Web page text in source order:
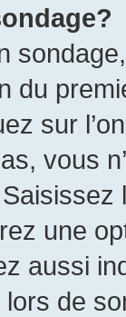
du
sur
vous
une
aussi
de